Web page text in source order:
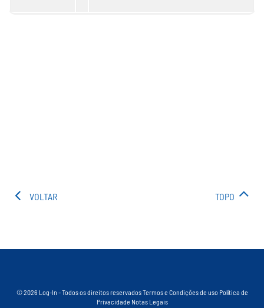
VOLTAR TOPO
© 2026 Log-In - Todos os direitos reservadosTermos e Condições de uso Política de
Privacidade Notas Legais